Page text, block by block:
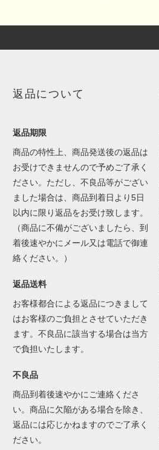
返品について
返品期限
商品の特性上、商品発送後の返品は
お受けできませんので予めご了承く
ださい。ただし、不良品等がござい
ました場合は、商品到着日より5日
以内に限り返品をお受け致します。
（商品に不備がございましたら、到
着後速やかにメール又は電話で御連
絡ください。）
返品送料
お客様都合による返品につきまして
はお客様のご負担とさせていただき
ます。不良品に該当する場合は当方
で負担いたします。
不良品
商品到着後速やかにご連絡くださ
い。商品に欠陥がある場合を除き、
返品には応じかねますのでご了承く
ださい。